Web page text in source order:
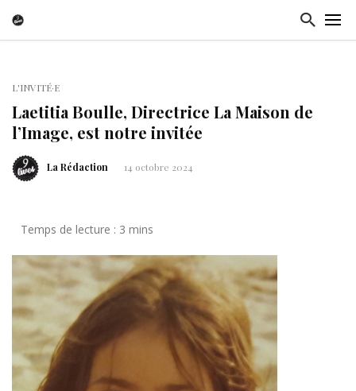
L'INVITÉ·E
Laetitia Boulle, Directrice La Maison de
l’Image, est notre invitée
La Rédaction 14 octobre 2024